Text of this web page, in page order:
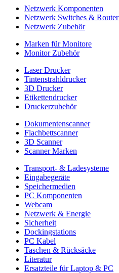
Netzwerk Komponenten
Netzwerk Switches & Router
Netzwerk Zubehör
Marken für Monitore
Monitor Zubehör
Laser Drucker
Tintenstrahldrucker
3D Drucker
Etikettendrucker
Druckerzubehör
Dokumentenscanner
Flachbettscanner
3D Scanner
Scanner Marken
Transport- & Ladesysteme
Eingabegeräte
Speichermedien
PC Komponenten
Webcam
Netzwerk & Energie
Sicherheit
Dockingstations
PC Kabel
Taschen & Rücksäcke
Literatur
Ersatzteile für Laptop & PC